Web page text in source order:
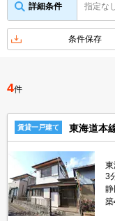
詳細条件 指定な
条件保存
4件
賃貸一戸建て 東海道本
3